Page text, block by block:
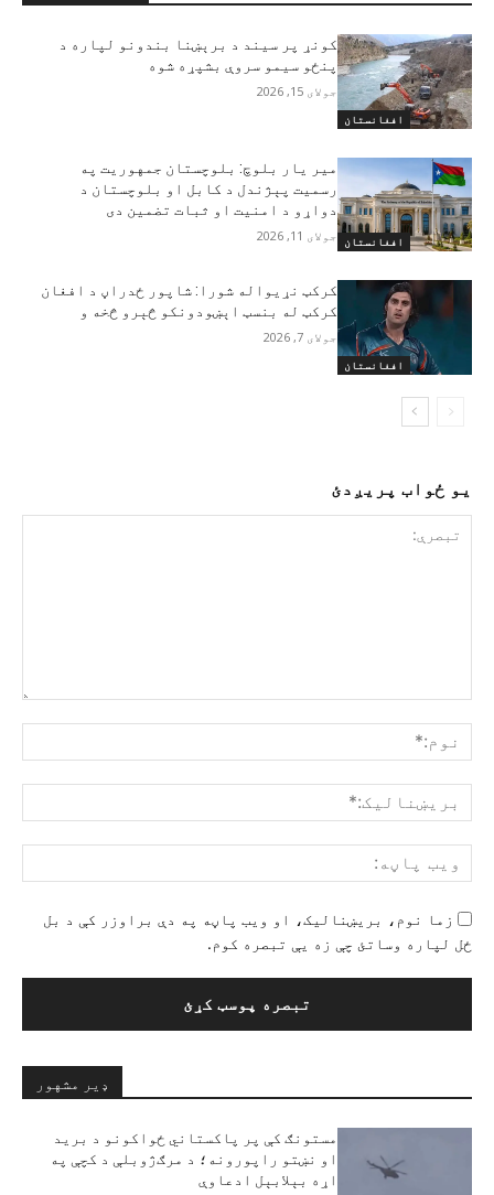
افغانستان
کونړ پر سیند د برېښنا بندونو لپاره د
پنځو سیمو سروې بشپړه شوه
جولای 15, 2026
افغانستان
مير يار بلوچ: بلوچستان جمهوریت په
رسمیت پېژندل د کابل او بلوچستان د
دواړو د امنیت او ثبات تضمین دی
جولای 11, 2026
افغانستان
کرکټ نړيواله شورا: شاپور ځدراڼ د افغان
کرکټ له بنسټ اېښودونکو څېرو څخه و
جولای 7, 2026
یو ځواب پریږدئ
زما نوم، بریښنالیک، او ویب پاڼه په دې براوزر کې د بل
ځل لپاره وساتئ چې زه یې تبصره کوم.
ډیر مشهور
مستونګ کې پر پاکستاني ځواکونو د برید
او نښتو راپورونه؛ د مرګ‌ژوبلې د کچې په
اړه بېلابېل ادعاوې